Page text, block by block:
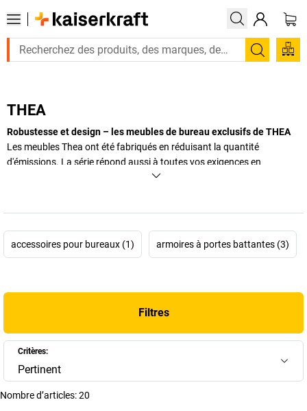
THEA
Robustesse et design – les meubles de bureau exclusifs de THEA
Les meubles Thea ont été fabriqués en réduisant la quantité
d'émissions. La série répond aussi à toutes vos exigences en
flexibilité, fonctionnalité et design. Découvrez cette belle collection.
accessoires pour bureaux (1) armoires à portes battantes (3)
Filtres
Critères:
Pertinent
Nombre d’articles:20